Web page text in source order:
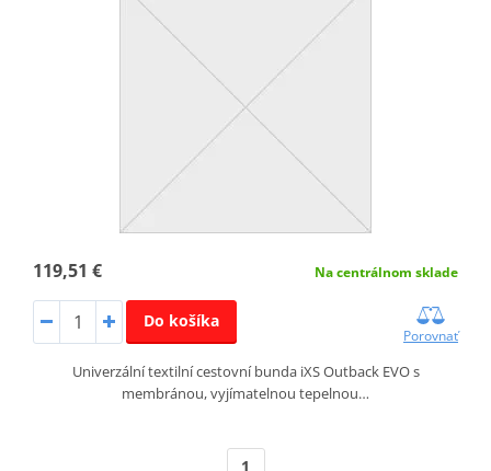
119,51 € Na centrálnom sklade
Do košíka
Porovnať
Univerzální textilní cestovní bunda iXS Outback EVO s
membránou, vyjímatelnou tepelnou…
1